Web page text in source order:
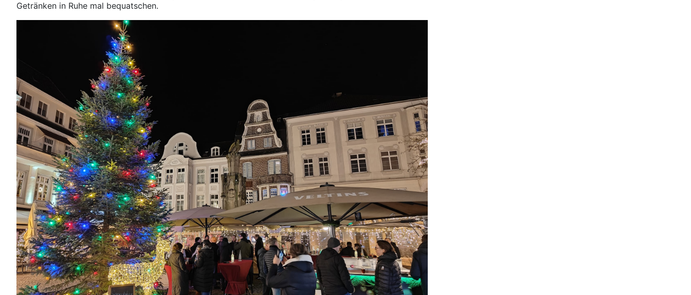
Getränken in Ruhe mal bequatschen.